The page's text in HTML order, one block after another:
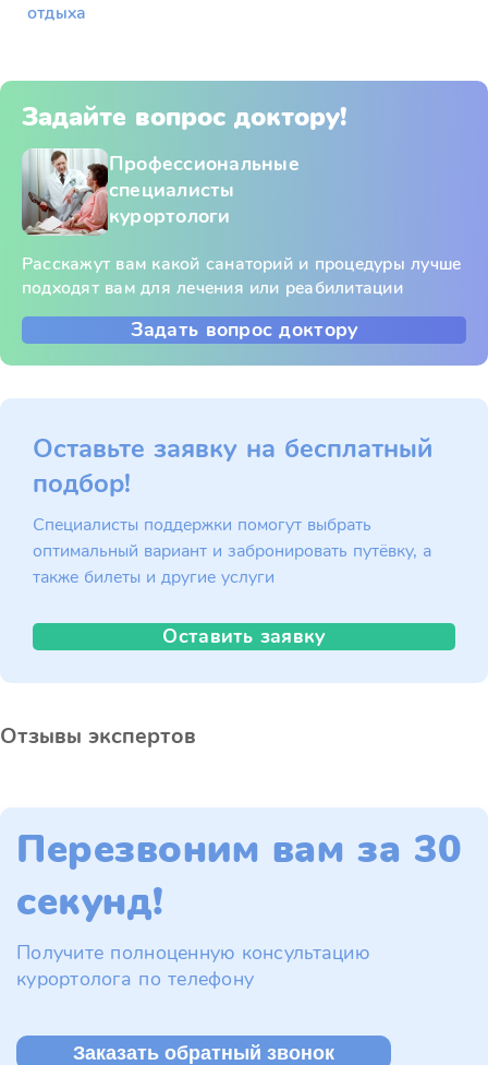
отдыха
Задайте вопрос доктору!
Профессиональные
специалисты
курортологи
Расскажут вам какой санаторий и процедуры лучше
подходят вам для лечения или реабилитации
Задать вопрос доктору
Оставьте заявку на бесплатный
подбор!
Специалисты поддержки помогут выбрать
оптимальный вариант и забронировать путёвку, а
также билеты и другие услуги
Оставить заявку
Отзывы экспертов
Перезвоним вам за 30
секунд!
Получите полноценную консультацию
курортолога по телефону
Заказать обратный звонок